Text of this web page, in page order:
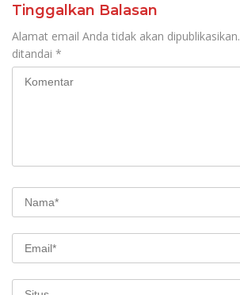
Tinggalkan Balasan
Alamat email Anda tidak akan dipublikasikan.
ditandai *